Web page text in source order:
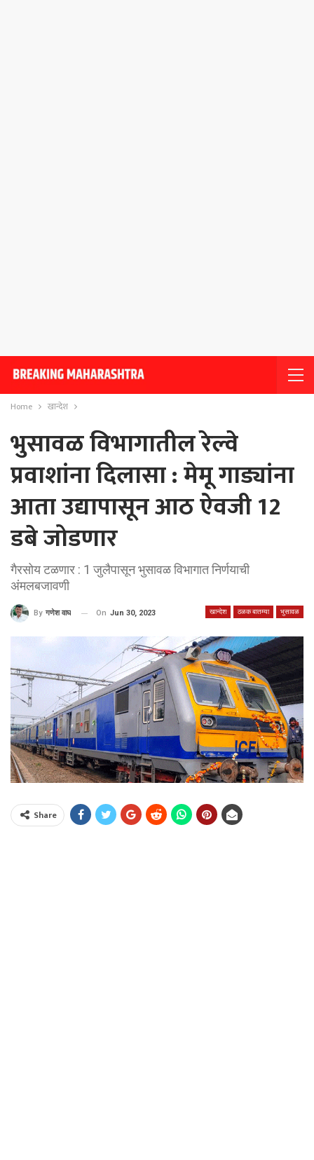
Home खान्देश
भुसावळ विभागातील रेल्वे
प्रवाशांना दिलासा : मेमू गाड्यांना
आता उद्यापासून आठ ऐवजी 12
डबे जोडणार
गैरसोय टळणार : 1 जुलैपासून भुसावळ विभागात निर्णयाची
अंमलबजावणी
खान्देश ठळक बातम्या भुसावळ
By गणेश वाघ On Jun 30, 2023
Share